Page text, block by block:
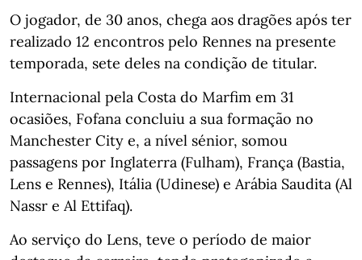
O jogador, de 30 anos, chega aos dragões após ter
realizado 12 encontros pelo Rennes na presente
temporada, sete deles na condição de titular.
Internacional pela Costa do Marfim em 31
ocasiões, Fofana concluiu a sua formação no
Manchester City e, a nível sénior, somou
passagens por Inglaterra (Fulham), França (Bastia,
Lens e Rennes), Itália (Udinese) e Arábia Saudita (Al
Nassr e Al Ettifaq).
Ao serviço do Lens, teve o período de maior